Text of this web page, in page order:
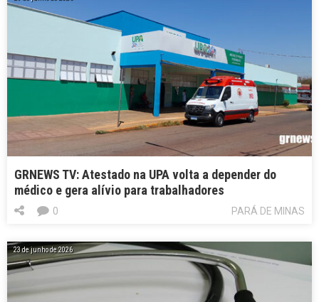
GRNEWS TV: Atestado na UPA volta a depender do
médico e gera alívio para trabalhadores
PARÁ DE MINAS
0
23 de junho de 2026